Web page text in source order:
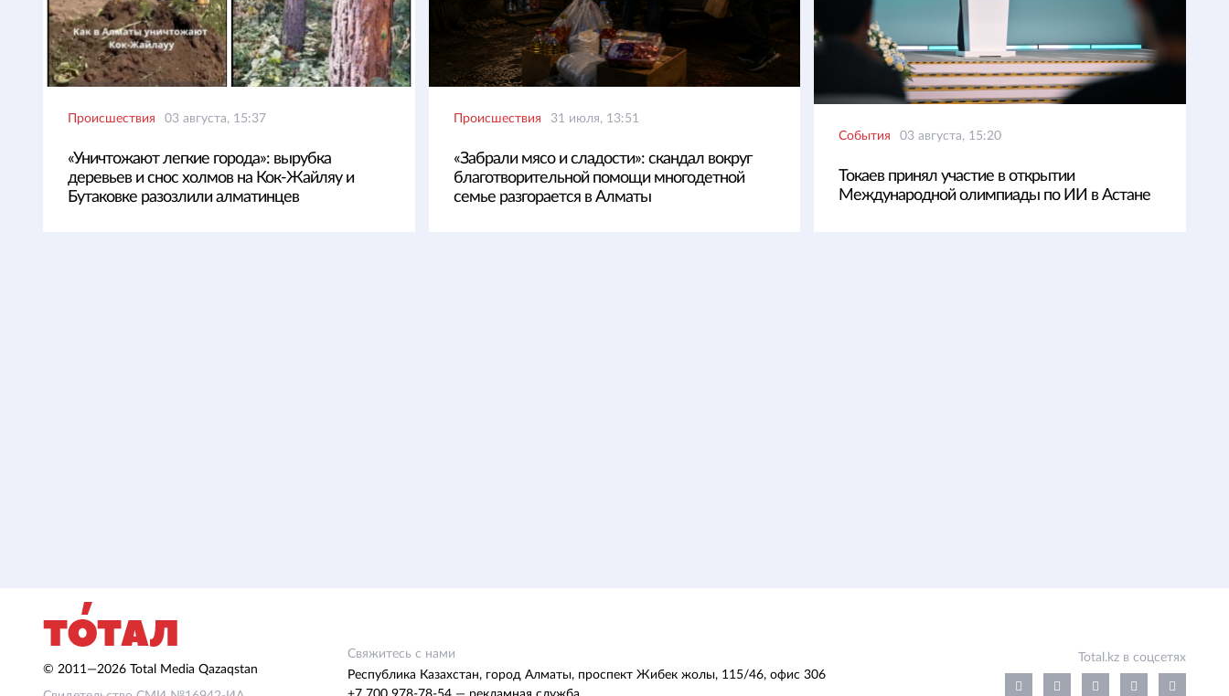
Происшествия 03 августа, 15:37
«Уничтожают легкие города»: вырубка
деревьев и снос холмов на Кок-Жайляу и
Бутаковке разозлили алматинцев
Происшествия 31 июля, 13:51
«Забрали мясо и сладости»: скандал вокруг
благотворительной помощи многодетной
семье разгорается в Алматы
События 03 августа, 15:20
Токаев принял участие в открытии
Международной олимпиады по ИИ в Астане
© 2011—2026 Total Media Qazaqstan
Свяжитесь с нами
Республика Казахстан, город Алматы, проспект Жибек жолы, 115/46, офис 306
Total.kz в соцсетях